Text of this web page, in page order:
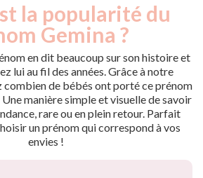
la popularité du
Gemina ?
en dit beaucoup sur son histoire et
lui au fil des années. Grâce à notre
combien de bébés ont porté ce prénom
Une manière simple et visuelle de savoir
rare ou en plein retour. Parfait
un prénom qui correspond à vos
envies !